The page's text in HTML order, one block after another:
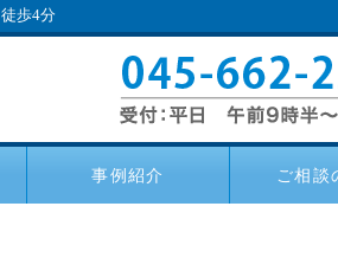
歩4分
事例紹介 ご相談